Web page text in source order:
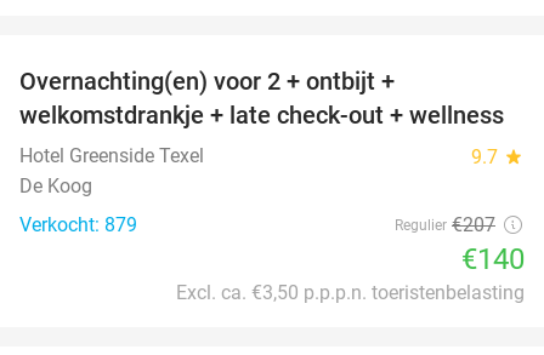
Overnachting(en) voor 2 + ontbijt +
welkomstdrankje + late check-out + wellness
Hotel Greenside Texel 9.7 star
De Koog
Verkocht: 879
Regulier €207
€140
Excl. ca. €3,50 p.p.p.n. toeristenbelasting